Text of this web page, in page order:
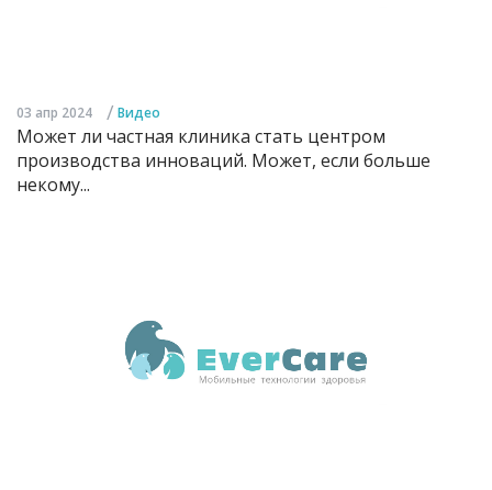
03 апр 2024 / Видео
Может ли частная клиника стать центром
производства инноваций. Может, если больше
некому...